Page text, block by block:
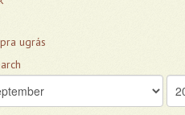
ugrás